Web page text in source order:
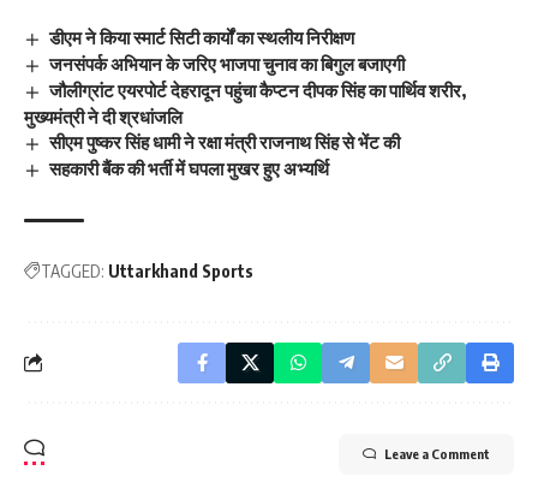
डीएम ने किया स्मार्ट सिटी कार्यों का स्थलीय निरीक्षण
जनसंपर्क अभियान के जरिए भाजपा चुनाव का बिगुल बजाएगी
जौलीग्रांट एयरपोर्ट देहरादून पहुंचा कैप्टन दीपक सिंह का पार्थिव शरीर,
मुख्यमंत्री ने दी श्रधांजलि
सीएम पुष्कर सिंह धामी ने रक्षा मंत्री राजनाथ सिंह से भेंट की
सहकारी बैंक की भर्ती में घपला मुखर हुए अभ्यर्थि
TAGGED: Uttarkhand Sports
Leave a Comment